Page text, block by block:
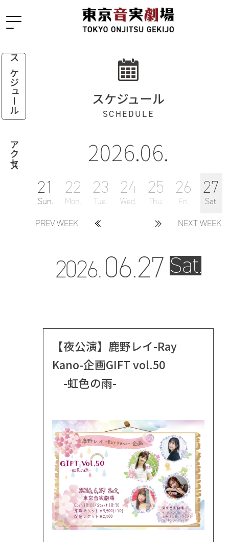
スケジュール
アクセス
スケジュール
SCHEDULE
2026.06.
PREV WEEK
21
Sun.
22
Mon.
23
Tue.
24
Wed.
25
Thu.
26
Fri.
27
Sat.
NEXT WEEK
2026.06.27 Sat.
【夜公演】鹿野レイ-Ray
Kano-企画GIFT vol.50
-虹色の雨-